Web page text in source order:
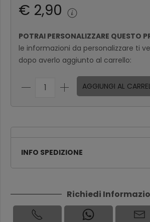
€ 2,90
POTRAI PERSONALIZZARE QUESTO
le informazioni da personalizzare ti
dopo averlo aggiunto al carrello:
AGGIUNGI AL
INFO SPEDIZIONE
Richiedi